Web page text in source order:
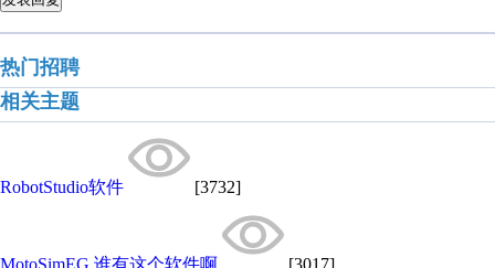
热门招聘
相关主题
RobotStudio软件 [3732]
MotoSimEG 谁有这个软件啊 [3017]